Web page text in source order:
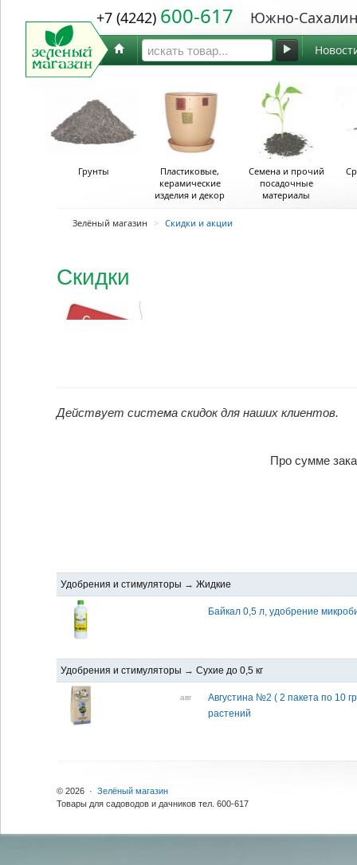
+7 (4242) 600-617 Южно-
Грунты
Пластиковые,
керамические
изделия и декор
Семена и прочий
посадочные
материалы
Зелёный магазин > Скидки и акции
Скидки
Действует система скидок для наших клиентов.
Про сумме заказа от 2
Удобрения и стимуляторы → Жидкие
Байкал 0,5 л, удобрение
Удобрения и стимуляторы → Сухие до 0,5 кг
авг
Августина №2 ( 2 пакета по 10
растений
© 2026 · Зелёный магазин
Товары для садоводов и дачников тел. 600-617